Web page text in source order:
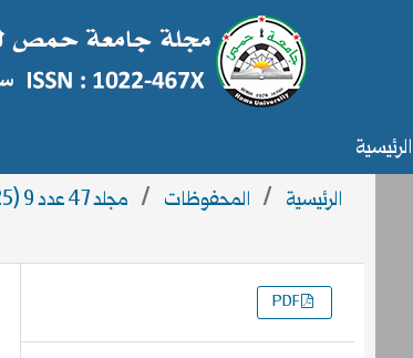
الرئيسية
الرئيسية / المحفوظات / مجلد 47 عدد 9 (2025): أبحاث العدد 9
التنزيلات
PDF